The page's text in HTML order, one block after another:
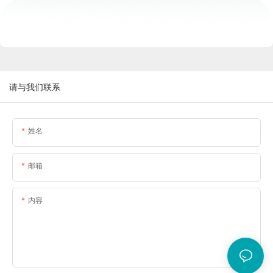
请与我们联系
姓名
邮箱
内容